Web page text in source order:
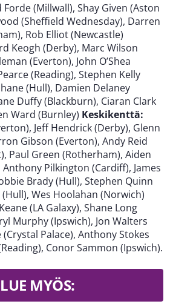
Forde (Millwall), Shay Given (Aston
(Sheffield Wednesday), Darren
Rob Elliot (Newcastle)
Keogh (Derby), Marc Wilson
(Everton), John O’Shea
(Reading), Stephen Kelly
(Hull), Damien Delaney
Duffy (Blackburn), Ciaran Clark
Ward (Burnley) Keskikenttä:
Jeff Hendrick (Derby), Glenn
Gibson (Everton), Andy Reid
Paul Green (Rotherham), Aiden
Pilkington (Cardiff), James
Brady (Hull), Stephen Quinn
Wes Hoolahan (Norwich)
(LA Galaxy), Shane Long
Murphy (Ipswich), Jon Walters
Palace), Anthony Stokes
Conor Sammon (Ipswich).
LUE MYÖS: